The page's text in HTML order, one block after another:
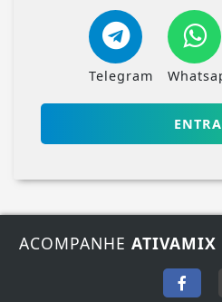
Telegram
ACOMPANHE ATIVAMIX